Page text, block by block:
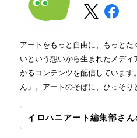
アートをもっと自由に、もっと
いという想いから生まれたメデ
かるコンテンツを配信しています
ん」。アートのそばに、ひっそり
イロハニアート編集部さ